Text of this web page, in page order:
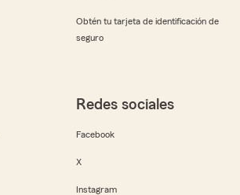
Obtén tu tarjeta de identificación de
seguro
Redes sociales
Facebook
X
Instagram